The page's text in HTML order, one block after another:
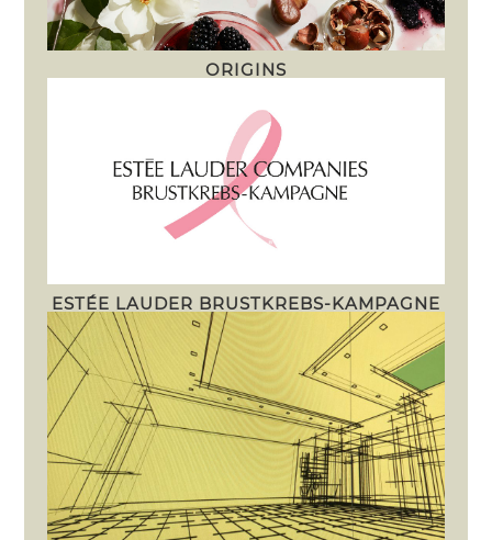
ORIGINS
ESTÉE LAUDER BRUSTKREBS-KAMPAGNE